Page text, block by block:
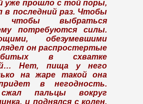
уже прошло с той поры,
в последний раз. Чтобы
чтобы выбраться
потребуются силы.
обезумевшими
он распростертые
в схватке
Нет, пища у него
на жаре такой она
в негодность.
пальцы вокруг
и поднялся с колен.